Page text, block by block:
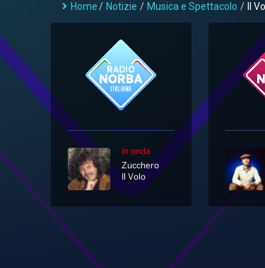
Home/ Notizie / Musica e Spettacolo / Il
In onda
Zucchero
Il Volo